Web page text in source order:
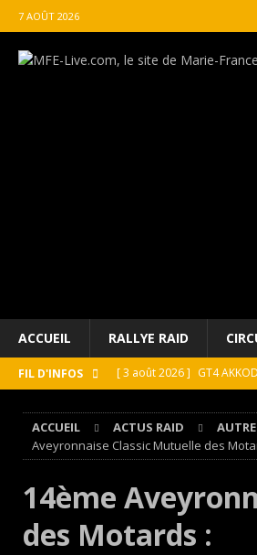
7 AOÛT 2026
ACCUEIL RALLYE RAID
FIL D'INFOS [ 3 août 2026 ] GT4
[ 4 août 2026 ]
Cours
EDITO CIRCUIT
[ 4 août 2026 ]
‘1-2-4-5-
ACCUEIL ACTUS RAID
Aveyronnaise Classic Mutuelle des
14ème
des Motards :